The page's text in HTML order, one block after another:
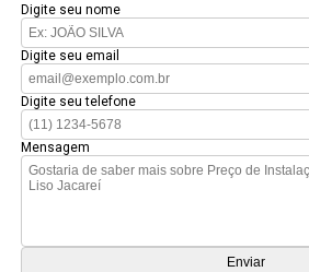
Digite seu nome
Digite seu email
Digite seu telefone
Mensagem